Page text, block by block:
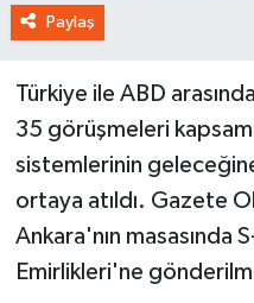
Paylaş
Türkiye ile ABD
35 görüşmeleri
sistemlerinin
ortaya atıldı. Gazete
Ankara'nın
Emirlikleri'ne